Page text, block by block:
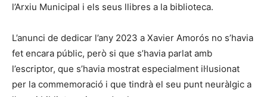
l’Arxiu Municipal i els seus llibres a la biblioteca.
L’anunci de dedicar l’any 2023 a Xavier Amorós no s’havia
fet encara públic, però si que s’havia parlat amb
l’escriptor, que s’havia mostrat especialment il·lusionat
per la commemoració i que tindrà el seu punt neuràlgic a